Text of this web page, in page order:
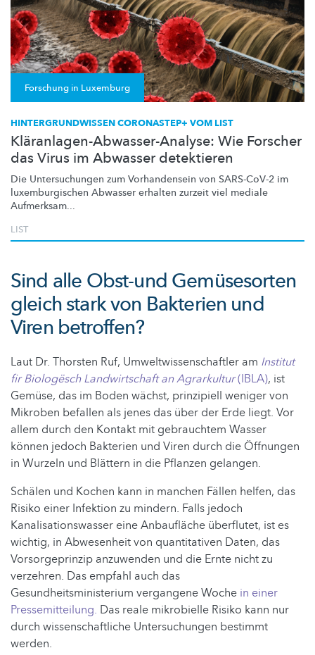
Forschung in Luxemburg
HINTERGRUNDWISSEN CORONASTEP+ VOM LIST
Kläranlagen-Abwasser-Analyse: Wie Forscher
das Virus im Abwasser detektieren
Die Untersuchungen zum Vorhandensein von SARS-CoV-2 im
luxemburgischen Abwasser erhalten zurzeit viel mediale
Aufmerksam...
LIST
Sind alle Obst-und Gemüsesorten
gleich stark von Bakterien und
Viren betroffen?
Laut Dr. Thorsten Ruf, Umweltwissenschaftler am Institut
fir Biologësch Landwirtschaft an Agrarkultur(IBLA), ist
Gemüse, das im Boden wächst, prinzipiell weniger von
Mikroben befallen als jenes das über der Erde liegt. Vor
allem durch den Kontakt mit gebrauchtem Wasser
können jedoch Bakterien und Viren durch die Öffnungen
in Wurzeln und Blättern in die Pflanzen gelangen.
Schälen und Kochen kann in manchen Fällen helfen, das
Risiko einer Infektion zu mindern. Falls jedoch
Kanalisationswasser eine Anbaufläche überflutet, ist es
wichtig, in Abwesenheit von quantitativen Daten, das
Vorsorgeprinzip anzuwenden und die Ernte nicht zu
verzehren. Das empfahl auch das
Gesundheitsministerium vergangene Woche in einer
Pressemitteilung. Das reale mikrobielle Risiko kann nur
durch wissenschaftliche Untersuchungen bestimmt
werden.